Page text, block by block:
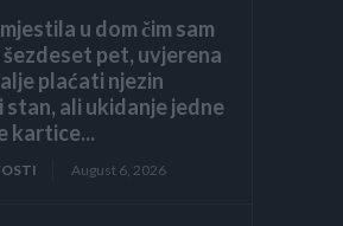
u dom čim sam
pet, uvjerena
plaćati njezin
stan, ali ukidanje jedne
kartice...
August 6, 2026